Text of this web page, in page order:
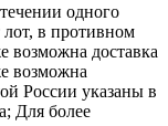
одного
лот, в противном
возможна доставка
возможна
России указаны в
Для более